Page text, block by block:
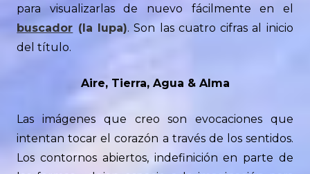
para visualizarlas de nuevo fácilmente en el
buscador (la lupa). Son las cuatro cifras al inicio
del título.
Aire, Tierra, Agua & Alma
Las imágenes que creo son evocaciones que
intentan tocar el corazón a través de los sentidos.
Los contornos abiertos, indefinición en parte de